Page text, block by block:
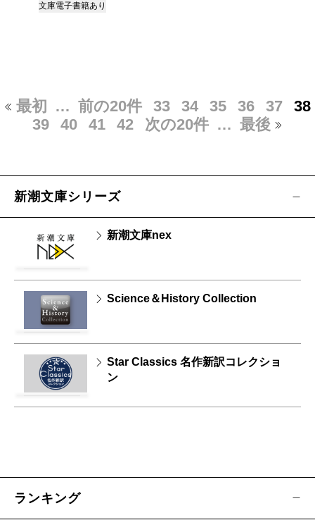
文庫電子書籍あり
最初 … 前の20件 33 34 35 36 37
38
39
40 41 42 次の20件 … 最後
新潮文庫シリーズ
新潮文庫nex
Science＆History Collection
Star Classics 名作新訳コレクショ
ン
ランキング